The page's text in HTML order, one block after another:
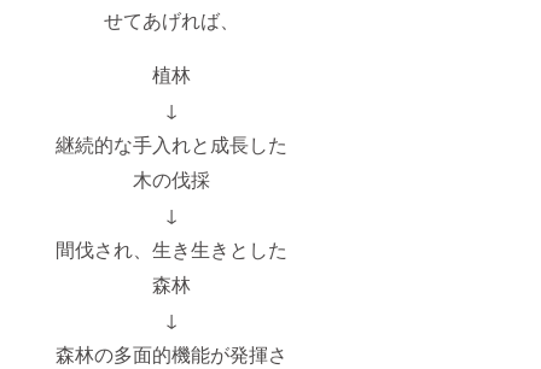
せてあげれば、
植林
↓
継続的な手入れと成長した
木の伐採
↓
間伐され、生き生きとした
森林
↓
森林の多面的機能が発揮さ